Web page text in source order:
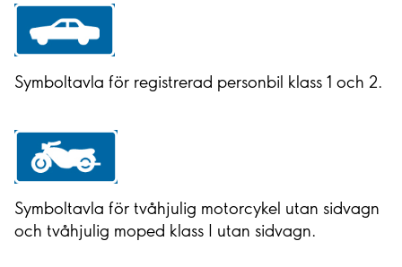
Symboltavla för registrerad personbil klass 1 och 2.
Symboltavla för tvåhjulig motorcykel utan sidvagn
och tvåhjulig moped klass I utan sidvagn.